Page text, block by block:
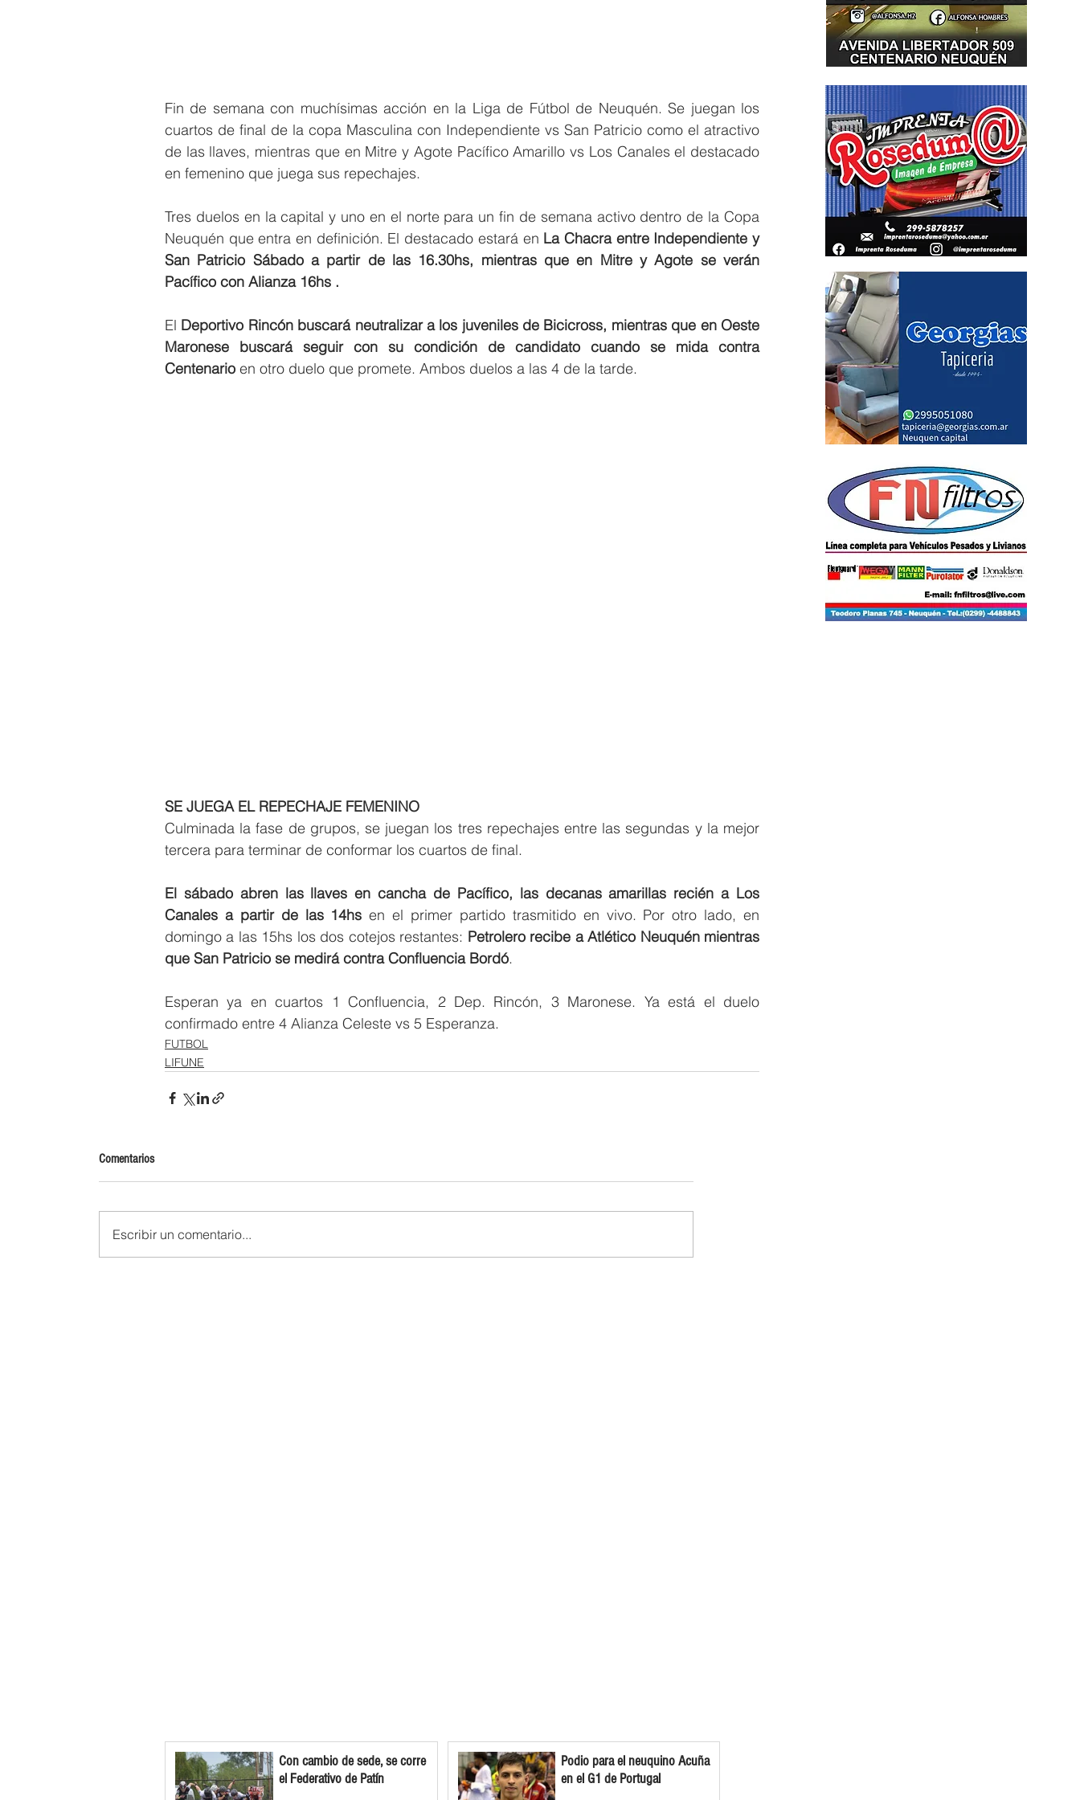
Fin de semana con muchísimas acción en la Liga de Fútbol de Neuquén. Se juegan los
cuartos de final de la copa Masculina con Independiente vs San Patricio como el atractivo
de las llaves, mientras que en Mitre y Agote Pacífico Amarillo vs Los Canales el destacado
en femenino que juega sus repechajes.
Tres duelos en la capital y uno en el norte para un fin de semana activo dentro de la Copa
Neuquén que entra en definición. El destacado estará en La Chacra entre Independiente y
San Patricio Sábado a partir de las 16.30hs, mientras que en Mitre y Agote se verán
Pacífico con Alianza 16hs .
El Deportivo Rincón buscará neutralizar a los juveniles de Bicicross, mientras que en Oeste
Maronese buscará seguir con su condición de candidato cuando se mida contra
Centenario en otro duelo que promete. Ambos duelos a las 4 de la tarde.
SE JUEGA EL REPECHAJE FEMENINO
Culminada la fase de grupos, se juegan los tres repechajes entre las segundas y la mejor
tercera para terminar de conformar los cuartos de final.
El sábado abren las llaves en cancha de Pacífico, las decanas amarillas recién a Los
Canales a partir de las 14hs en el primer partido trasmitido en vivo. Por otro lado, en
domingo a las 15hs los dos cotejos restantes: Petrolero recibe a Atlético Neuquén mientras
que San Patricio se medirá contra Confluencia Bordó.
Esperan ya en cuartos 1 Confluencia, 2 Dep. Rincón, 3 Maronese. Ya está el duelo
confirmado entre 4 Alianza Celeste vs 5 Esperanza.
FUTBOL
LIFUNE
Comentarios
Escribir un comentario...
Con cambio de sede, se corre
el Federativo de Patín
Podio para el neuquino Acuña
en el G1 de Portugal